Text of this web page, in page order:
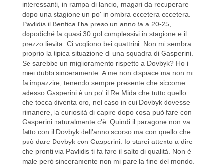
interessanti, in rampa di lancio, magari da recuperare
dopo una stagione un po' in ombra eccetera eccetera.
Pavlidis il Benfica l'ha preso un anno fa a 20-25,
dopodiché fa quasi 30 gol complessivi in stagione e il
prezzo lievita. Ci vogliono bei quattrini. Non mi sembra
proprio la tipica situazione di una squadra di Gasperini.
Se sarebbe un miglioramento rispetto a Dovbyk? Ho i
miei dubbi sinceramente. A me non dispiace ma non mi
fa impazzire, tenendo sempre presente che siccome
adesso Gasperini è un po' il Re Mida che tutto quello
che tocca diventa oro, nel caso in cui Dovbyk dovesse
rimanere, la curiosità di capire dopo cosa può fare con
Gasperini naturalmente c'è. Quindi il paragone non va
fatto con il Dovbyk dell'anno scorso ma con quello che
può dare Dovbyk con Gasperini. Io starei attento a dire
che pronti via Pavlidis ti fa fare il salto di qualità. Non è
male però sinceramente non mi pare la fine del mondo.